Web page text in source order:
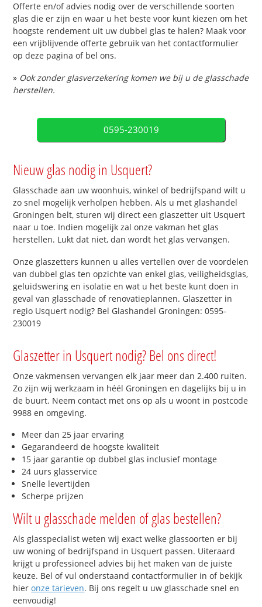
Offerte en/of advies nodig over de verschillende soorten
glas die er zijn en waar u het beste voor kunt kiezen om het
hoogste rendement uit uw dubbel glas te halen? Maak voor
een vrijblijvende offerte gebruik van het contactformulier
op deze pagina of bel ons.
» Ook zonder glasverzekering komen we bij u de glasschade
herstellen.
0595-230019
Nieuw glas nodig in Usquert?
Glasschade aan uw woonhuis, winkel of bedrijfspand wilt u
zo snel mogelijk verholpen hebben. Als u met glashandel
Groningen belt, sturen wij direct een glaszetter uit Usquert
naar u toe. Indien mogelijk zal onze vakman het glas
herstellen. Lukt dat niet, dan wordt het glas vervangen.
Onze glaszetters kunnen u alles vertellen over de voordelen
van dubbel glas ten opzichte van enkel glas, veiligheidsglas,
geluidswering en isolatie en wat u het beste kunt doen in
geval van glasschade of renovatieplannen. Glaszetter in
regio Usquert nodig? Bel Glashandel Groningen: 0595-
230019
Glaszetter in Usquert nodig? Bel ons direct!
Onze vakmensen vervangen elk jaar meer dan 2.400 ruiten.
Zo zijn wij werkzaam in héél Groningen en dagelijks bij u in
de buurt. Neem contact met ons op als u woont in postcode
9988 en omgeving.
Meer dan 25 jaar ervaring
Gegarandeerd de hoogste kwaliteit
15 jaar garantie op dubbel glas inclusief montage
24 uurs glasservice
Snelle levertijden
Scherpe prijzen
Wilt u glasschade melden of glas bestellen?
Als glasspecialist weten wij exact welke glassoorten er bij
uw woning of bedrijfspand in Usquert passen. Uiteraard
krijgt u professioneel advies bij het maken van de juiste
keuze. Bel of vul onderstaand contactformulier in of bekijk
hieronze tarieven. Bij ons regelt u uw glasschade snel en
eenvoudig!